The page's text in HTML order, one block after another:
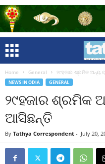
Home General ୨୯ହଜାର ଶ୍ରମିକ ଅନ୍ୟ
NEWS IN ODIA GENERAL
୨୯ହଜାର ଶ୍ରମିକ
ଆସିଛନ୍ତି
By Tathya Correspondent - July 20,